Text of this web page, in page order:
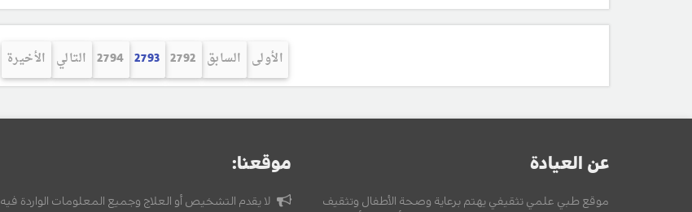
الأولى السابق 2792
2793
2794 التالي الأخيرة
عن العيادة
موقع طبي علمي تثقيفي يهتم برعاية وصحة الأطفال وتثقيف
موقعنا:
لا يقدم التشخيص أو العلاج وجميع المعلومات الواردة فيه